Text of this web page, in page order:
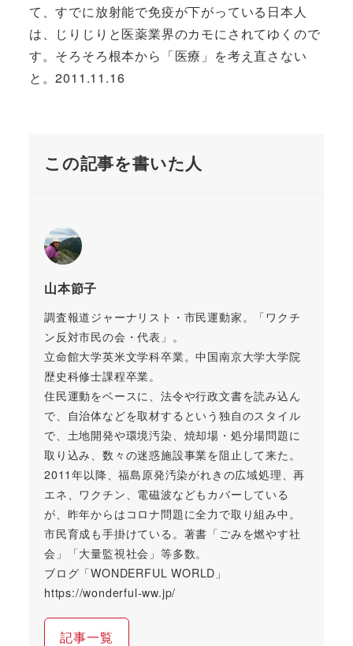
て、すでに放射能で免疫が下がっている日本人
は、じりじりと医薬業界のカモにされてゆくので
す。そろそろ根本から「医療」を考え直さない
と。2011.11.16
この記事を書いた人
山本節子
調査報道ジャーナリスト・市民運動家。「ワクチ
ン反対市民の会・代表」。
立命館大学英米文学科卒業。中国南京大学大学院
歴史科修士課程卒業。
住民運動をベースに、法令や行政文書を読み込ん
で、自治体などを取材するという独自のスタイル
で、土地開発や環境汚染、焼却場・処分場問題に
取り込み、数々の迷惑施設事業を阻止して来た。
2011年以降、福島原発汚染がれきの広域処理、再
エネ、ワクチン、電磁波などもカバーしている
が、昨年からはコロナ問題に全力で取り組み中。
市民育成も手掛けている。著書「ごみを燃やす社
会」「大量監視社会」等多数。
ブログ「WONDERFUL WORLD」
https://wonderful-ww.jp/
記事一覧